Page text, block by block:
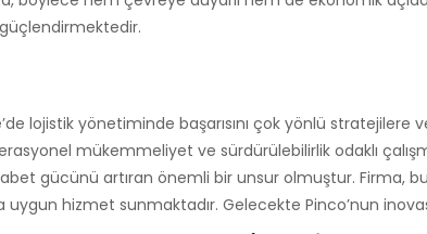
lojistik yönetiminde başarısını çok yönlü
mükemmeliyet ve sürdürülebilirlik odaklı
gücünü artıran önemli bir unsur olmuştur. Firma,
uygun hizmet sunmaktadır. Gelecekte Pinco’nun